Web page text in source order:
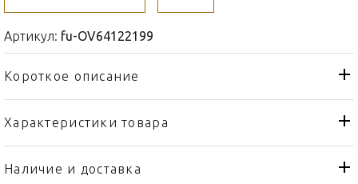
Артикул: fu-OV64122199
Короткое описание
Характеристики товара
Тип товара
Блюдо
Бренд
Наличие и доставка